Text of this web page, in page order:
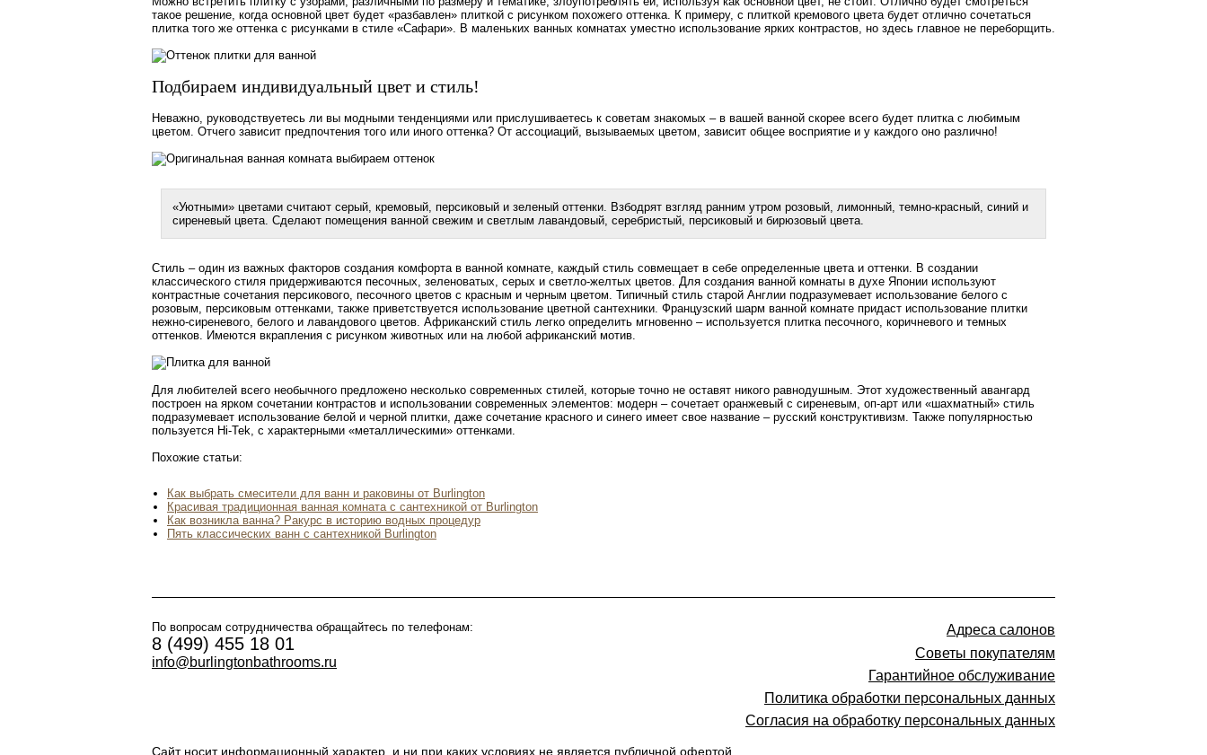
такое решение, когда основной цвет будет «разбавлен» плиткой с рисунком похожего оттенка. К примеру, с плиткой кремового цвета будет отлично сочетаться
плитка того же оттенка с рисунками в стиле «Сафари». В маленьких ванных комнатах уместно использование ярких контрастов, но здесь главное не переборщить.
Подбираем индивидуальный цвет и стиль!
Неважно, руководствуетесь ли вы модными тенденциями или прислушиваетесь к советам знакомых – в вашей ванной скорее всего будет плитка с любимым
цветом. Отчего зависит предпочтения того или иного оттенка? От ассоциаций, вызываемых цветом, зависит общее восприятие и у каждого оно различно!
«Уютными» цветами считают серый, кремовый, персиковый и зеленый оттенки. Взбодрят взгляд ранним утром розовый, лимонный, темно-красный, синий и
сиреневый цвета. Сделают помещения ванной свежим и светлым лавандовый, серебристый, персиковый и бирюзовый цвета.
Стиль – один из важных факторов создания комфорта в ванной комнате, каждый стиль совмещает в себе определенные цвета и оттенки. В создании
классического стиля придерживаются песочных, зеленоватых, серых и светло-желтых цветов. Для создания ванной комнаты в духе Японии используют
контрастные сочетания персикового, песочного цветов с красным и черным цветом. Типичный стиль старой Англии подразумевает использование белого с
розовым, персиковым оттенками, также приветствуется использование цветной сантехники. Французский шарм ванной комнате придаст использование плитки
нежно-сиреневого, белого и лавандового цветов. Африканский стиль легко определить мгновенно – используется плитка песочного, коричневого и темных
оттенков. Имеются вкрапления с рисунком животных или на любой африканский мотив.
Для любителей всего необычного предложено несколько современных стилей, которые точно не оставят никого равнодушным. Этот художественный авангард
построен на ярком сочетании контрастов и использовании современных элементов: модерн – сочетает оранжевый с сиреневым, оп-арт или «шахматный» стиль
подразумевает использование белой и черной плитки, даже сочетание красного и синего имеет свое название – русский конструктивизм. Также популярностью
пользуется Hi-Tek, с характерными «металлическими» оттенками.
Похожие статьи:
Как выбрать смесители для ванн и раковины от Burlington
Красивая традиционная ванная комната с сантехникой от Burlington
Как возникла ванна? Ракурс в историю водных процедур
Пять классических ванн с сантехникой Burlington
Адреса салонов
Советы покупателям
Гарантийное обслуживание
Политика обработки персональных данных
Согласия на обработку персональных данных
По вопросам сотрудничества обращайтесь по телефонам:
8 (499) 455 18 01
info@burlingtonbathrooms.ru
Сайт носит информационный характер, и ни при каких условиях не является публичной офертой